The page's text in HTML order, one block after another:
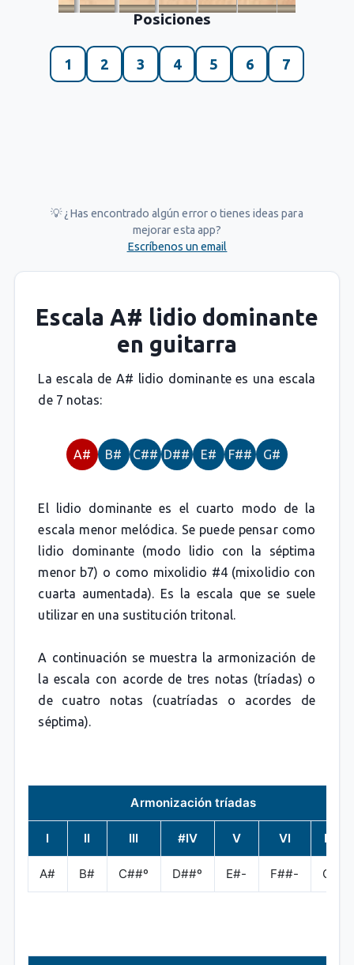
Posiciones
1 2 3 4 5 6 7
💡 ¿Has encontrado algún error o tienes ideas para
mejorar esta app?
Escríbenos un email
Escala A# lidio dominante
en guitarra
La escala de A# lidio dominante es una escala
de 7 notas:
A# B# C## D## E# F## G#
El lidio dominante es el cuarto modo de la
escala menor melódica. Se puede pensar como
lidio dominante (modo lidio con la séptima
menor b7) o como mixolidio #4 (mixolidio con
cuarta aumentada). Es la escala que se suele
utilizar en una sustitución tritonal.
A continuación se muestra la armonización de
la escala con acorde de tres notas (tríadas) o
de cuatro notas (cuatríadas o acordes de
séptima).
Armonización tríadas
I II III #IV V VI bVII
A# B# C##º D##º E#- F##- G#+